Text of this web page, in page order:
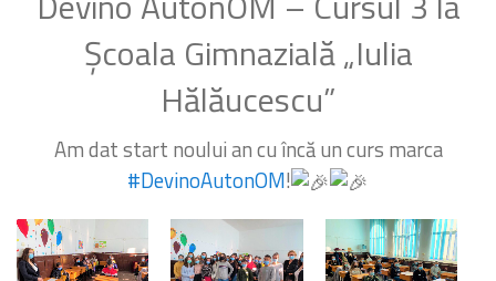
Școala Gimnazială „Iulia
Hălăucescu”
Am dat start noului an cu încă un curs marca
#DevinoAutonOM!